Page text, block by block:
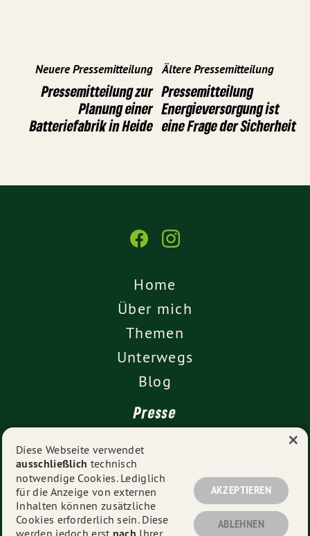
Neuere Pressemitteilung
Pressemitteilung zur
Planung einer
Batteriefabrik in Heide
Ältere Pressemitteilung
Pressemitteilung
Energieversorgung ist
eine Frage der Sicherheit
Home
Über mich
Themen
Unterwegs
Blog
Presse
Impressum
Datenschutz
Diese Webseite verwendet
ausschließlich technisch
notwendige Cookies. Lediglich
für die Anzeige von externen
Inhalten können zusätzliche
Cookies erforderlich sein. Diese
AKZEPTIEREN
ABLEHNEN
×